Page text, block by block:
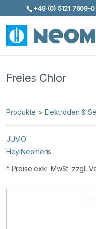
Skip To Content
+49 (0) 5121 7609-0
Freies Chlor
Produkte >Elektroden &
JUMO
HeylNeomeris
* Preise exkl. MwSt. zzgl.